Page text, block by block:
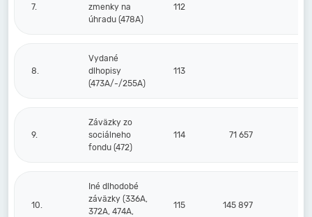
7.
zmenky na
úhradu (478A)
112
8.
Vydané
dlhopisy
(473A/-/255A)
113
9.
Záväzky zo
sociálneho
fondu (472)
114 71 657
10.
Iné dlhodobé
záväzky (336A,
372A, 474A,
115 145 897